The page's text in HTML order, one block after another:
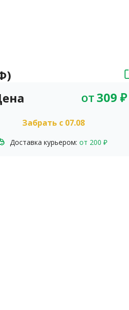
от309 ₽
Забрать c 07.08
Доставка курьером: от 200 ₽